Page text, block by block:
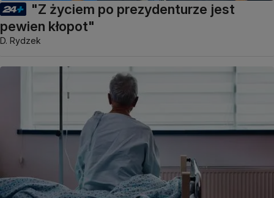
"Z życiem po prezydenturze jest
pewien kłopot"
D. Rydzek